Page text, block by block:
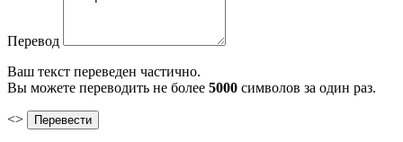
Перевод
Ваш текст переведен частично.
Вы можете переводить не более 5000 символов за один раз.
<>